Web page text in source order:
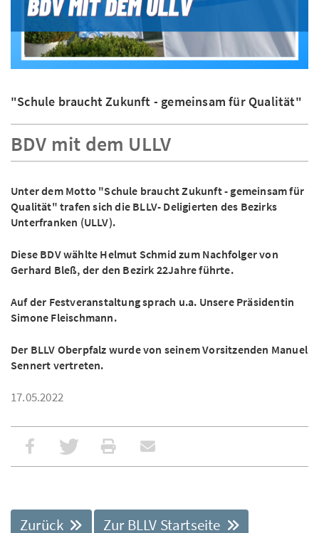
"Schule braucht Zukunft - gemeinsam für Qualität"
BDV mit dem ULLV
Unter dem Motto "Schule braucht Zukunft - gemeinsam für
Qualität" trafen sich die BLLV- Deligierten des Bezirks
Unterfranken (ULLV).
Diese BDV wählte Helmut Schmid zum Nachfolger von
Gerhard Bleß, der den Bezirk 22Jahre führte.
Auf der Festveranstaltung sprach u.a. Unsere Präsidentin
Simone Fleischmann.
Der BLLV Oberpfalz wurde von seinem Vorsitzenden Manuel
Sennert vertreten.
17.05.2022
Zurück Zur BLLV Startseite